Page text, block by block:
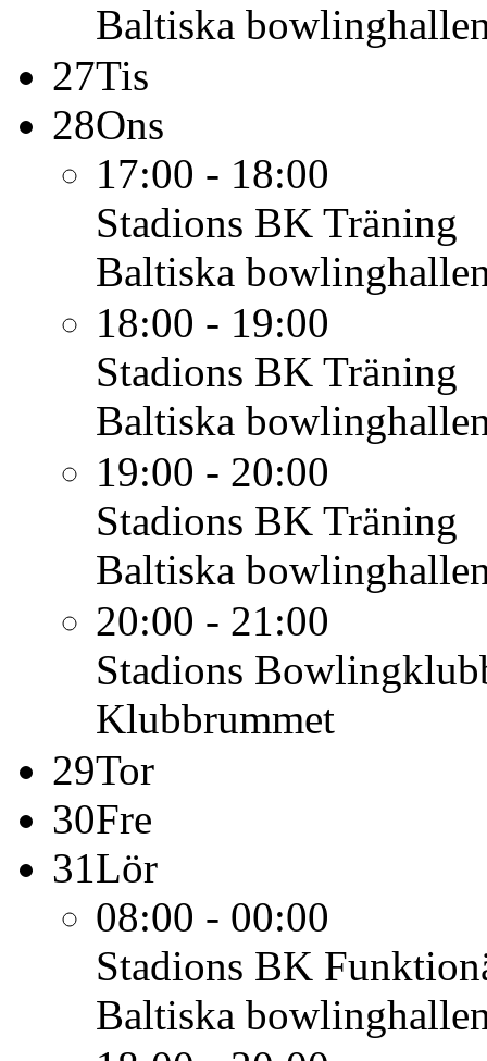
Baltiska
27Tis
28Ons
17:00 - 18:00
Stadions BK Träning
Baltiska
18:00 - 19:00
Stadions BK Träning
Baltiska
19:00 - 20:00
Stadions BK Träning
Baltiska
20:00 - 21:00
Stadions
Klubbrummet
29Tor
30Fre
31Lör
08:00 - 00:00
Stadions BK
Baltiska